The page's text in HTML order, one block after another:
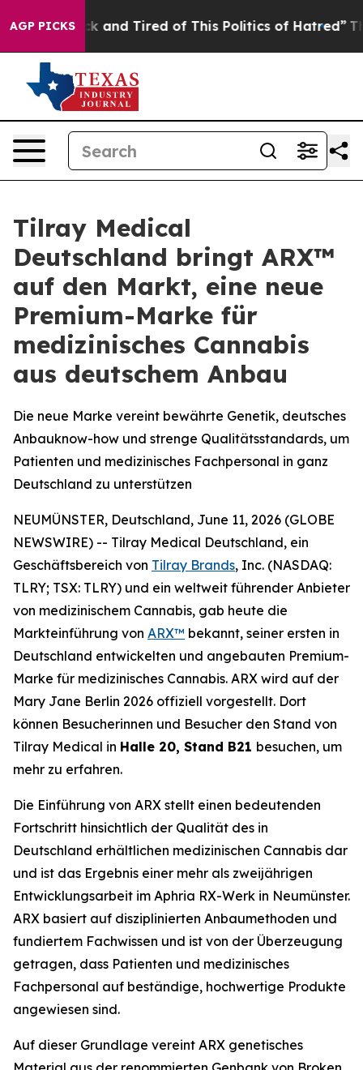
AGP PICKS
Sick and Tired of This Politics of Hatred” The
Tilray Medical
Deutschland bringt ARX™
auf den Markt, eine neue
Premium-Marke für
medizinisches Cannabis
aus deutschem Anbau
Die neue Marke vereint bewährte Genetik, deutsches
Anbauknow-how und strenge Qualitätsstandards, um
Patienten und medizinisches Fachpersonal in ganz
Deutschland zu unterstützen
NEUMÜNSTER, Deutschland, June 11, 2026 (GLOBE
NEWSWIRE) -- Tilray Medical Deutschland, ein
Geschäftsbereich von Tilray Brands, Inc. (NASDAQ:
TLRY; TSX: TLRY) und ein weltweit führender Anbieter
von medizinischem Cannabis, gab heute die
Markteinführung von ARX™ bekannt, seiner ersten in
Deutschland entwickelten und angebauten Premium-
Marke für medizinisches Cannabis. ARX wird auf der
Mary Jane Berlin 2026 offiziell vorgestellt. Dort
können Besucherinnen und Besucher den Stand von
Tilray Medical in Halle 20, Stand B21 besuchen, um
mehr zu erfahren.
Die Einführung von ARX stellt einen bedeutenden
Fortschritt hinsichtlich der Qualität des in
Deutschland erhältlichen medizinischen Cannabis dar
und ist das Ergebnis einer mehr als zweijährigen
Entwicklungsarbeit im Aphria RX-Werk in Neumünster.
ARX basiert auf disziplinierten Anbaumethoden und
fundiertem Fachwissen und ist von der Überzeugung
getragen, dass Patienten und medizinisches
Fachpersonal auf beständige, hochwertige Produkte
angewiesen sind.
Auf dieser Grundlage vereint ARX genetisches